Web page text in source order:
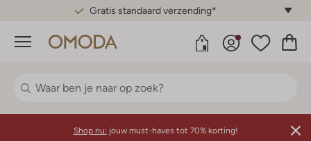
Gratis standaard verzending*
Menu
Shop nu: jouw must-haves tot 70% korting!